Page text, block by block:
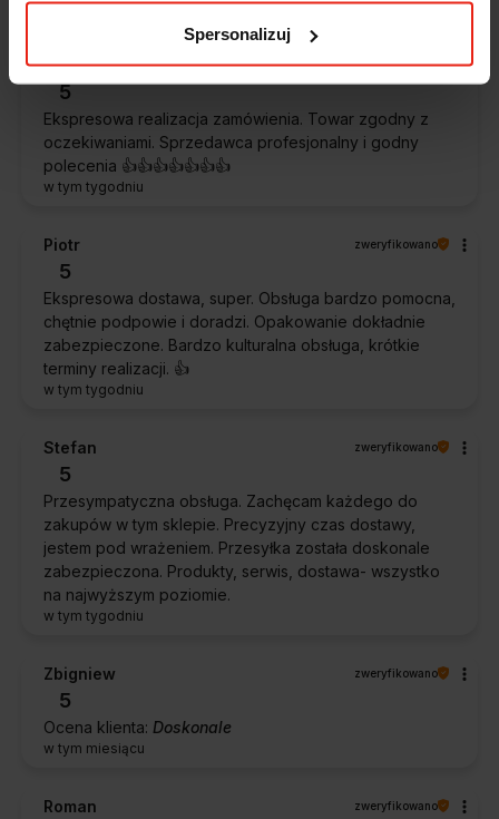
Spersonalizuj
w tym tygodniu
Magdalena zweryfikowano
5
Ekspresowa realizacja zamówienia. Towar zgodny z
oczekiwaniami. Sprzedawca profesjonalny i godny
polecenia 👍️👍️👍️👍️👍️👍️👍️
w tym tygodniu
Piotr zweryfikowano
5
Ekspresowa dostawa, super. Obsługa bardzo pomocna,
chętnie podpowie i doradzi. Opakowanie dokładnie
zabezpieczone. Bardzo kulturalna obsługa, krótkie
terminy realizacji. 👍️
w tym tygodniu
Stefan zweryfikowano
5
Przesympatyczna obsługa. Zachęcam każdego do
zakupów w tym sklepie. Precyzyjny czas dostawy,
jestem pod wrażeniem. Przesyłka została doskonale
zabezpieczona. Produkty, serwis, dostawa- wszystko
na najwyższym poziomie.
w tym tygodniu
Zbigniew zweryfikowano
5
Ocena klienta: Doskonale
w tym miesiącu
Roman zweryfikowano